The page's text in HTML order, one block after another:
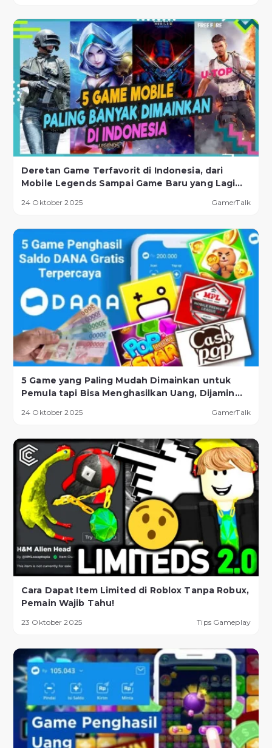
Deretan Game Terfavorit di Indonesia, dari
Mobile Legends Sampai Game Baru yang Lagi
24 Oktober 2025 GamerTalk
5 Game yang Paling Mudah Dimainkan untuk
Pemula tapi Bisa Menghasilkan Uang, Dijamin
24 Oktober 2025 GamerTalk
Cara Dapat Item Limited di Roblox Tanpa Robux,
Pemain Wajib Tahu!
23 Oktober 2025 Tips Gameplay